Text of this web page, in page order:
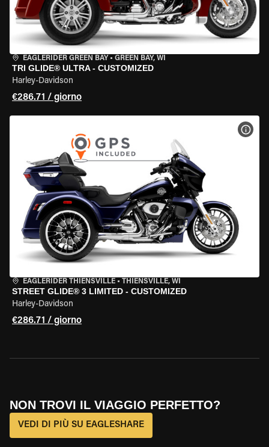
EAGLERIDER GREEN BAY • GREEN BAY, WI
TRI GLIDE® ULTRA - CUSTOMIZED
Harley-Davidson
€286.71 / giorno
EAGLERIDER THIENSVILLE • THIENSVILLE, WI
STREET GLIDE® 3 LIMITED - CUSTOMIZED
Harley-Davidson
€286.71 / giorno
NON TROVI IL VIAGGIO PERFETTO?
VEDI DI PIÙ SU EAGLESHARE